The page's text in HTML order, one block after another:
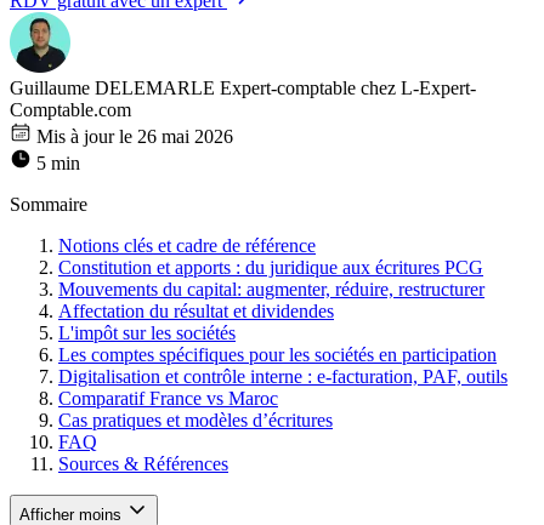
Guillaume DELEMARLE Expert-comptable chez L-Expert-
Comptable.com
Mis à jour le 26 mai 2026
5 min
Sommaire
Notions clés et cadre de référence
Constitution et apports : du juridique aux écritures PCG
Mouvements du capital: augmenter, réduire, restructurer
Affectation du résultat et dividendes
L'impôt sur les sociétés
Les comptes spécifiques pour les sociétés en participation
Digitalisation et contrôle interne : e-facturation, PAF, outils
Comparatif France vs Maroc
Cas pratiques et modèles d’écritures
FAQ
Sources & Références
Afficher moins